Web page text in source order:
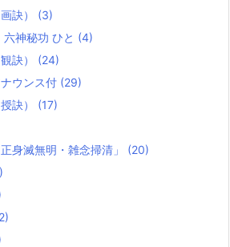
訣） (3)
神秘功 ひと (4)
訣） (24)
ウンス付 (29)
訣） (17)
身滅無明・雑念掃清」 (20)